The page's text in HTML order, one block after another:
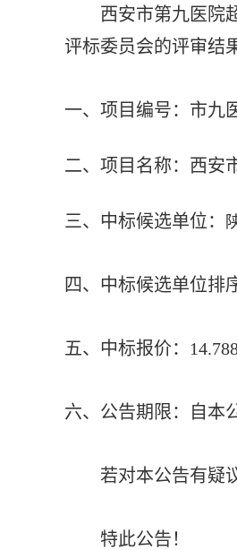
西安市第九医院
评标委员会的评审结
一、项目编号：市九
二、项目名称： 西安
三、中标候选单位：
四、中标候选单位排
五、中标报价：
六、 公告期限： 自本
若对本公告有疑
特此公告！